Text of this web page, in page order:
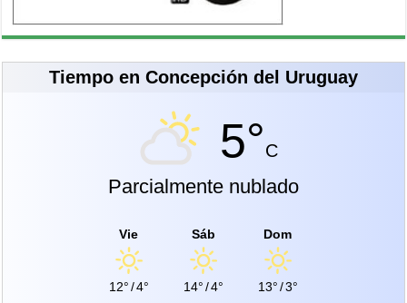
Tiempo en Concepción del Uruguay
5°C
Parcialmente nublado
Vie
12°/4°
Sáb
14°/4°
Dom
13°/3°